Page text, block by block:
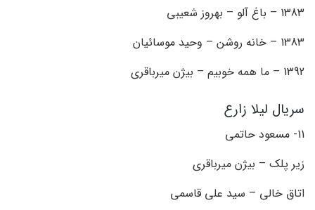
1383 – باغ آلو – بهروز شعیبی
1383 – خانه روشن – وحید موسائیان
1392 – ما همه خوبیم – بیژن میرباقری
سریال لیلا زارع
11- مسعود حاتمی
زیر پلک – بیژن میرباقری
اتاق خالی – سید علی قاسمی